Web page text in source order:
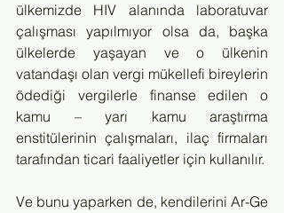
ülkemizde HIV alanında laboratuvar
çalışması yapılmıyor olsa da, başka
ülkelerde yaşayan ve o ülkenin
vatandaşı olan vergi mükellefi bireylerin
ödediği vergilerle finanse edilen o
kamu – yarı kamu araştırma
enstitülerinin çalışmaları, ilaç firmaları
tarafından ticari faaliyetler için kullanılır.
Ve bunu yaparken de, kendilerini Ar-Ge